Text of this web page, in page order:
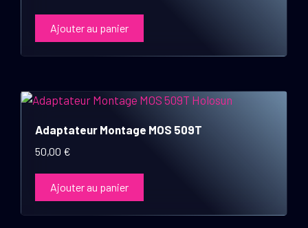
Ajouter au panier
Adaptateur Montage MOS 509T
50,00 €
Ajouter au panier